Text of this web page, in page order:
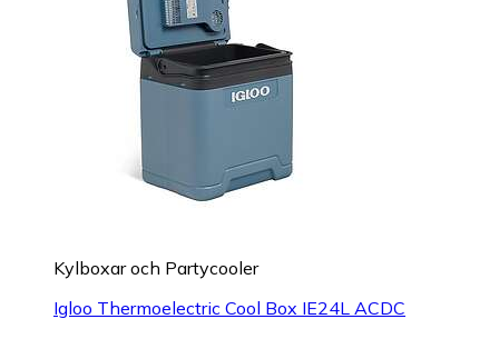
Kylboxar och Partycooler
Igloo Thermoelectric Cool Box IE24L ACDC